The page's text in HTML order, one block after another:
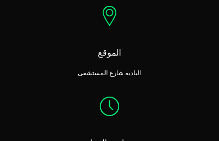
الموقع
البادية شارع المستشفى